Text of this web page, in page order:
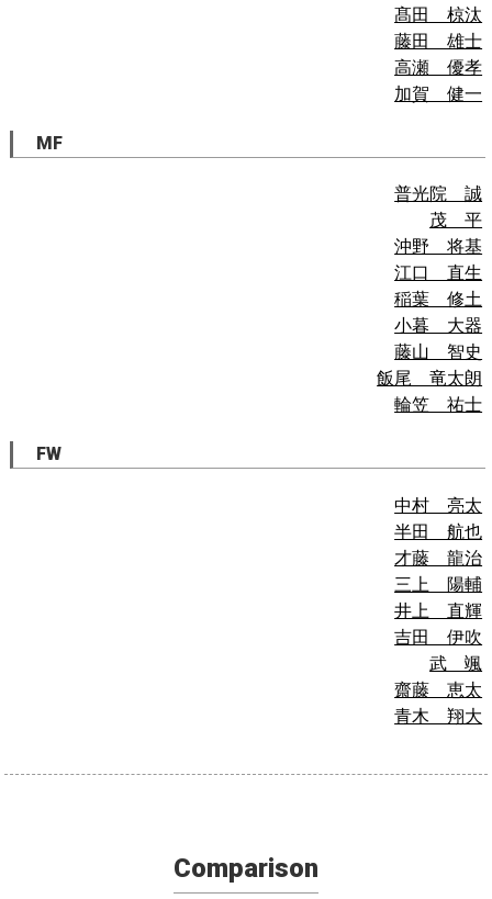
髙田 椋汰
藤田 雄士
高瀬 優孝
加賀 健一
MF
普光院 誠
茂 平
沖野 将基
江口 直生
稲葉 修土
小暮 大器
藤山 智史
飯尾 竜太朗
輪笠 祐士
FW
中村 亮太
半田 航也
才藤 龍治
三上 陽輔
井上 直輝
吉田 伊吹
武 颯
齋藤 恵太
青木 翔大
Comparison